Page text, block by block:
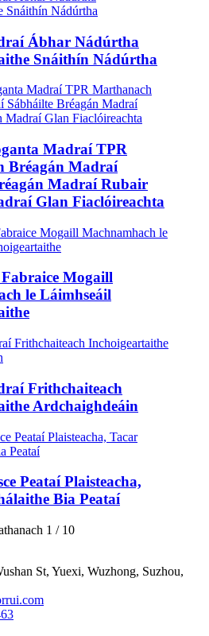
Ábhar Nádúrtha
Snáithín Nádúrtha
Madraí TPR
Bréagán Madraí
Madraí Rubair
Glan Fiaclóireachta
Mogaill
le Láimhseáil
Frithchaiteach
Ardchaighdeáin
Peataí Plaisteacha,
Bia Peataí
1 / 10
St, Yuexi, Wuzhong, Suzhou,